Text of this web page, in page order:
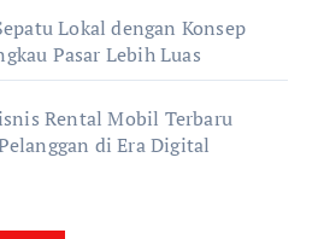
Lokal dengan Konsep
Pasar Lebih Luas
Rental Mobil Terbaru
di Era Digital